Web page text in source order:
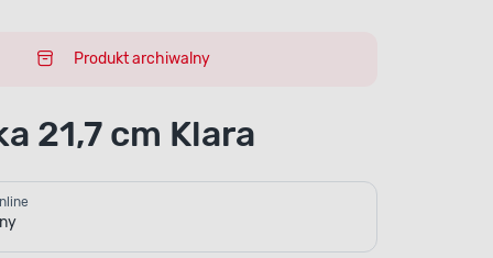
Produkt archiwalny
21,7 cm Klara